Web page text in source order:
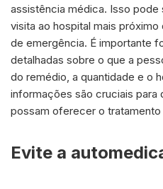
assistência médica. Isso
visita ao hospital mais
de emergência. É importante
detalhadas sobre o que a
do remédio, a quantidade e o
informações são cruciais para
possam oferecer o tratamento
Evite a